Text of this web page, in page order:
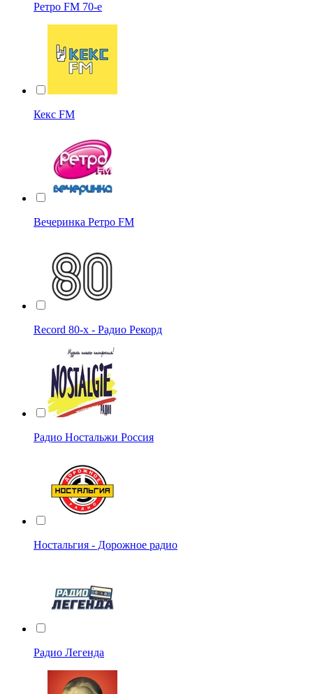
Ретро FM 70-е
Кекс FM
Вечеринка Ретро FM
Record 80-х - Радио Рекорд
Радио Ностальжи Россия
Ностальгия - Дорожное радио
Радио Легенда